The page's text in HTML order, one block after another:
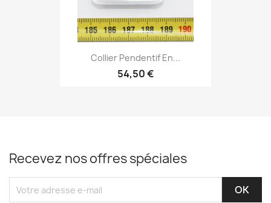
Collier Pendentif En...
54,50 €
Recevez nos offres spéciales